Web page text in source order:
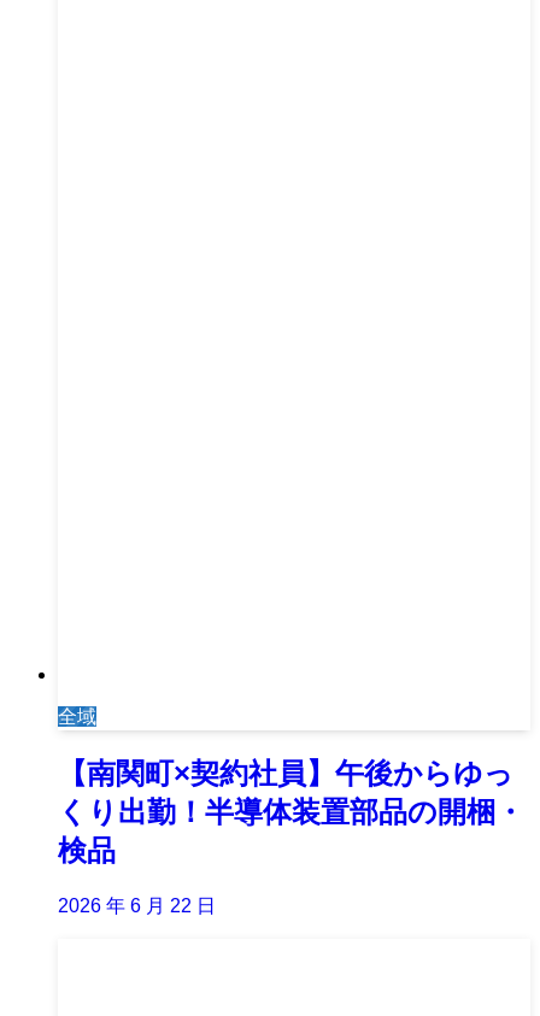
全域
【南関町×契約社員】午後からゆっ
くり出勤！半導体装置部品の開梱・
検品
2026 年 6 月 22 日